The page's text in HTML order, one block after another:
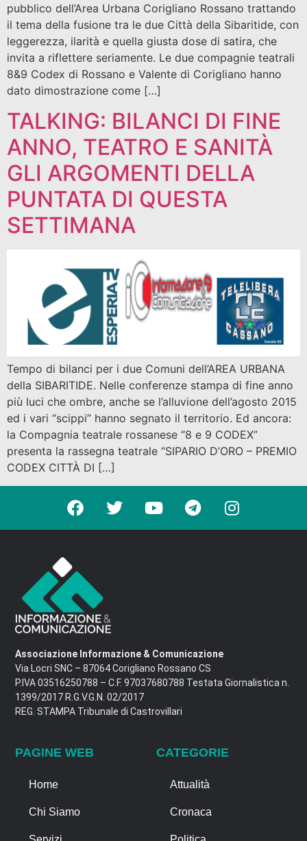
pubblico dell’Area Urbana Corigliano Rossano trattando
il tema della fusione tra le due Città della Sibaritide, con
leggerezza, ilarità e quella giusta dose di satira, che
invita a riflettere seriamente. Le due compagnie teatrali
8&9 Codex di Rossano e Valente di Corigliano hanno
dato dimostrazione come […]
TALKING: BILANCI DI FINE
ANNO, TEATRO E SANITÀ
GLI ARGOMENTI DELLA
PUNTATA DI QUESTA
SETTIMANA
Tempo di bilanci per i due Comuni dell’AREA URBANA
della SIBARITIDE. Nelle conferenze stampa di fine anno
più luci che ombre, anche se l’alluvione dell’agosto 2015
ed i vari “scippi” hanno segnato il territorio. Ed ancora:
la Compagnia teatrale rossanese “8 e 9 CODEX”
presenta la rassegna teatrale “SIPARIO D’ORO – PREMIO
CODEX CITTÀ DI […]
Associazione Informazione & Comunicazione
Via Locri SNC – 87064 Corigliano Rossano CS
P.IVA 03516250788 – C.F. 97037680788 Testata Giornalistica n.
1399/2017 R.G.V.G.N. 02/2017
REG. STAMPA Tribunale di Castrovillari
PAGINE WEB
Home
Chi Siamo
CATEGORIE
Attualità
Cronaca